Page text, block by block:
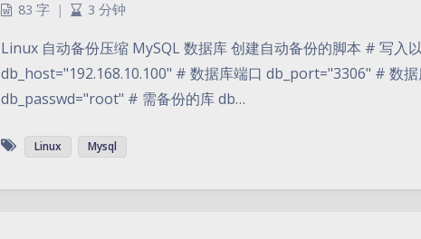
83 字 | 3 分钟
Linux 自动备份压缩 MySQL 数据库 创建自动备份的脚本 # 写
db_host="192.168.10.100" # 数据库端口 db_port="3306" # 数
db_passwd="root" # 需备份的库 db…
Linux Mysql